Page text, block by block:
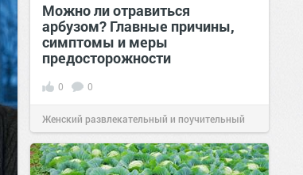
Можно ли отравиться
арбузом? Главные причины,
симптомы и меры
предосторожности
0 0
Женский развлекательный и поучительный
сайт.23:4206 авг 2026